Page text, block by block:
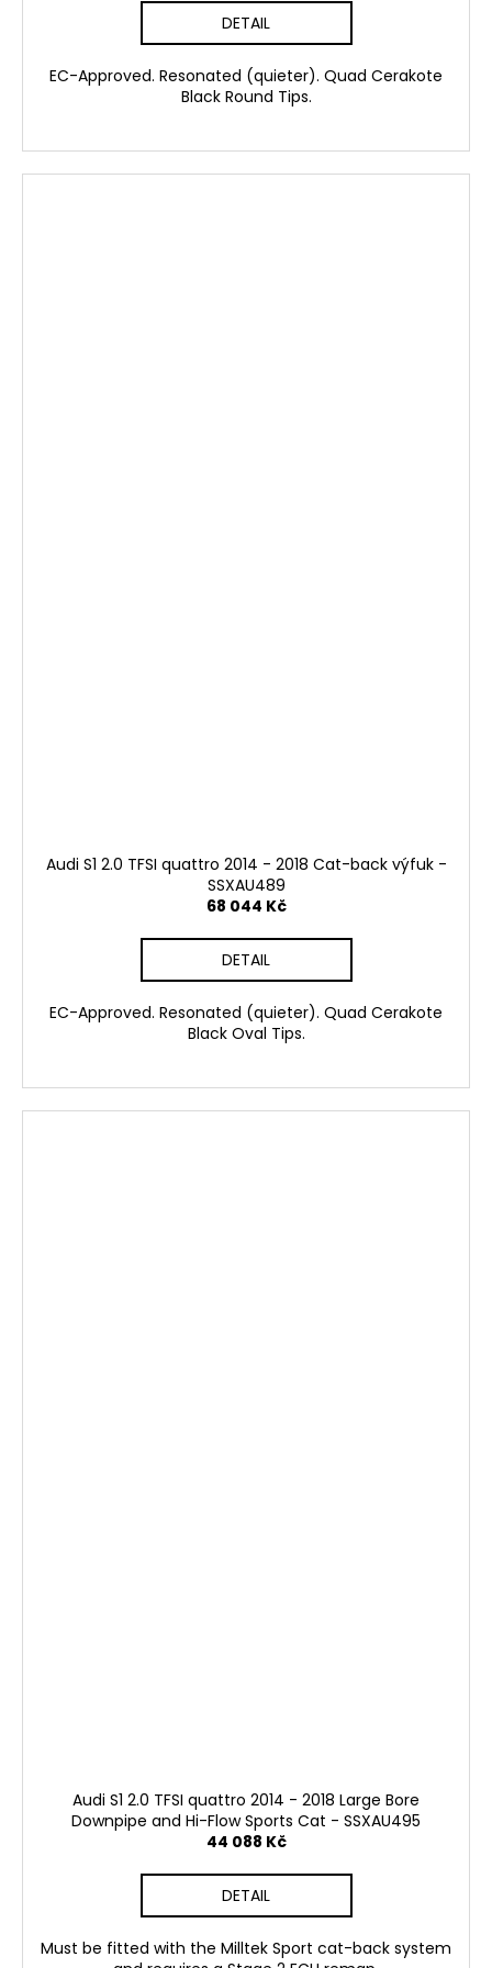
DETAIL
EC-Approved. Resonated (quieter). Quad Cerakote
Black Round Tips.
Audi S1 2.0 TFSI quattro 2014 - 2018 Cat-back výfuk -
SSXAU489
68 044 Kč
DETAIL
EC-Approved. Resonated (quieter). Quad Cerakote
Black Oval Tips.
Audi S1 2.0 TFSI quattro 2014 - 2018 Large Bore
Downpipe and Hi-Flow Sports Cat - SSXAU495
44 088 Kč
DETAIL
Must be fitted with the Milltek Sport cat-back system